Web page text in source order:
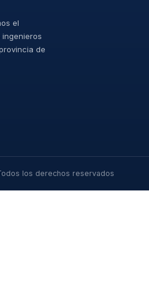
el
de
los derechos reservados